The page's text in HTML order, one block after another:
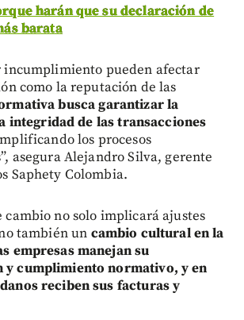
harán que su declaración de
barata
incumplimiento pueden afectar
como la reputación de las
busca garantizar la
integridad de las transacciones
los procesos
asegura Alejandro Silva, gerente
Saphety Colombia.
cambio no solo implicará ajustes
también un cambio cultural en la
empresas manejan su
y cumplimiento normativo, y en
reciben sus facturas y